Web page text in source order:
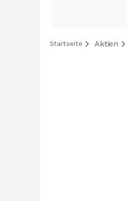
Startseite Aktien